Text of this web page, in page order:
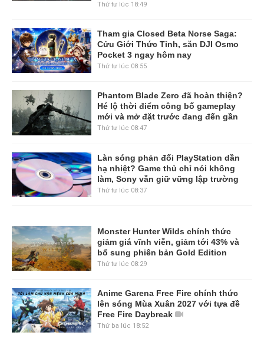
Thứ tư lúc 18:49
Tham gia Closed Beta Norse Saga:
Cửu Giới Thức Tỉnh, săn DJI Osmo
Pocket 3 ngay hôm nay
Thứ tư lúc 08:55
Phantom Blade Zero đã hoàn thiện?
Hé lộ thời điểm công bố gameplay
mới và mở đặt trước đang đến gần
Thứ tư lúc 08:47
Làn sóng phản đối PlayStation dần
hạ nhiệt? Game thủ chỉ nói không
làm, Sony vẫn giữ vững lập trường
Thứ tư lúc 08:37
Monster Hunter Wilds chính thức
giảm giá vĩnh viễn, giảm tới 43% và
bổ sung phiên bản Gold Edition
Thứ tư lúc 08:29
Anime Garena Free Fire chính thức
lên sóng Mùa Xuân 2027 với tựa đề
Free Fire Daybreak
Thứ ba lúc 18:52